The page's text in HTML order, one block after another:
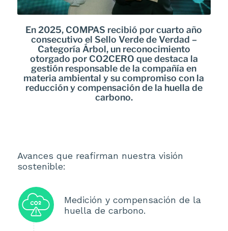
En 2025, COMPAS recibió por cuarto año
consecutivo el Sello Verde de Verdad –
Categoría Árbol, un reconocimiento
otorgado por CO2CERO que destaca la
gestión responsable de la compañía en
materia ambiental y su compromiso con la
reducción y compensación de la huella de
carbono.
Avances que reafirman nuestra visión
sostenible:
Medición y compensación de la
huella de carbono.